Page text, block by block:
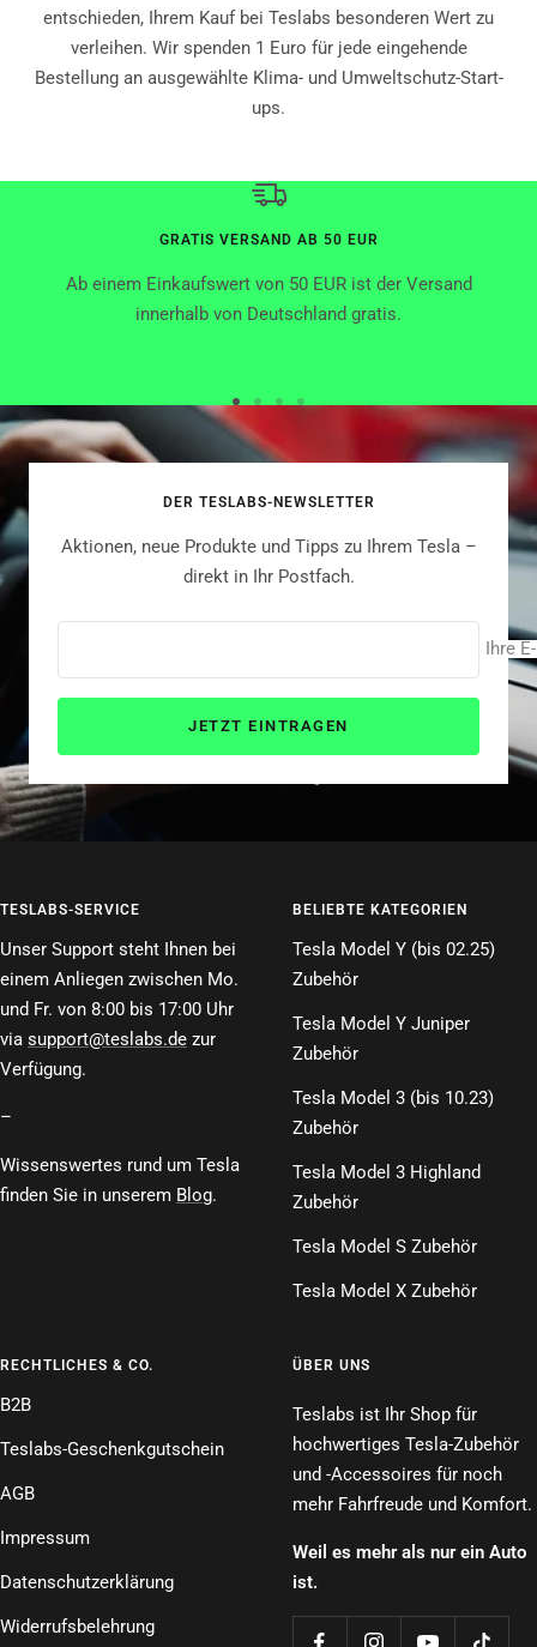
entschieden, Ihrem Kauf bei Teslabs besonderen Wert zu
verleihen. Wir spenden 1 Euro für jede eingehende
Bestellung an ausgewählte Klima- und Umweltschutz-Start-
ups.
GRATIS VERSAND AB 50 EUR
Ab einem Einkaufswert von 50 EUR ist der Versand
innerhalb von Deutschland gratis.
Slide
gehen
Slide
gehen
Slide
gehen
Zur
gehen
DER TESLABS-NEWSLETTER
Aktionen, neue Produkte und Tipps zu Ihrem Tesla –
direkt in Ihr Postfach.
Ihre
JETZT EINTRAGEN
TESLABS-SERVICE
Unser Support steht Ihnen bei
einem Anliegen zwischen Mo.
und Fr. von 8:00 bis 17:00 Uhr
via support@teslabs.de zur
Verfügung.
–
Wissenswertes rund um Tesla
finden Sie in unserem Blog.
BELIEBTE KATEGORIEN
Tesla Model Y (bis 02.25)
Zubehör
Tesla Model Y Juniper
Zubehör
Tesla Model 3 (bis 10.23)
Zubehör
Tesla Model 3 Highland
Zubehör
Tesla Model S Zubehör
Tesla Model X Zubehör
RECHTLICHES & CO.
B2B
Teslabs-Geschenkgutschein
AGB
Impressum
Datenschutzerklärung
Widerrufsbelehrung
ÜBER UNS
Teslabs ist Ihr Shop für
hochwertiges Tesla-Zubehör
und -Accessoires für noch
mehr Fahrfreude und Komfort.
Weil es mehr als nur ein Auto
ist.